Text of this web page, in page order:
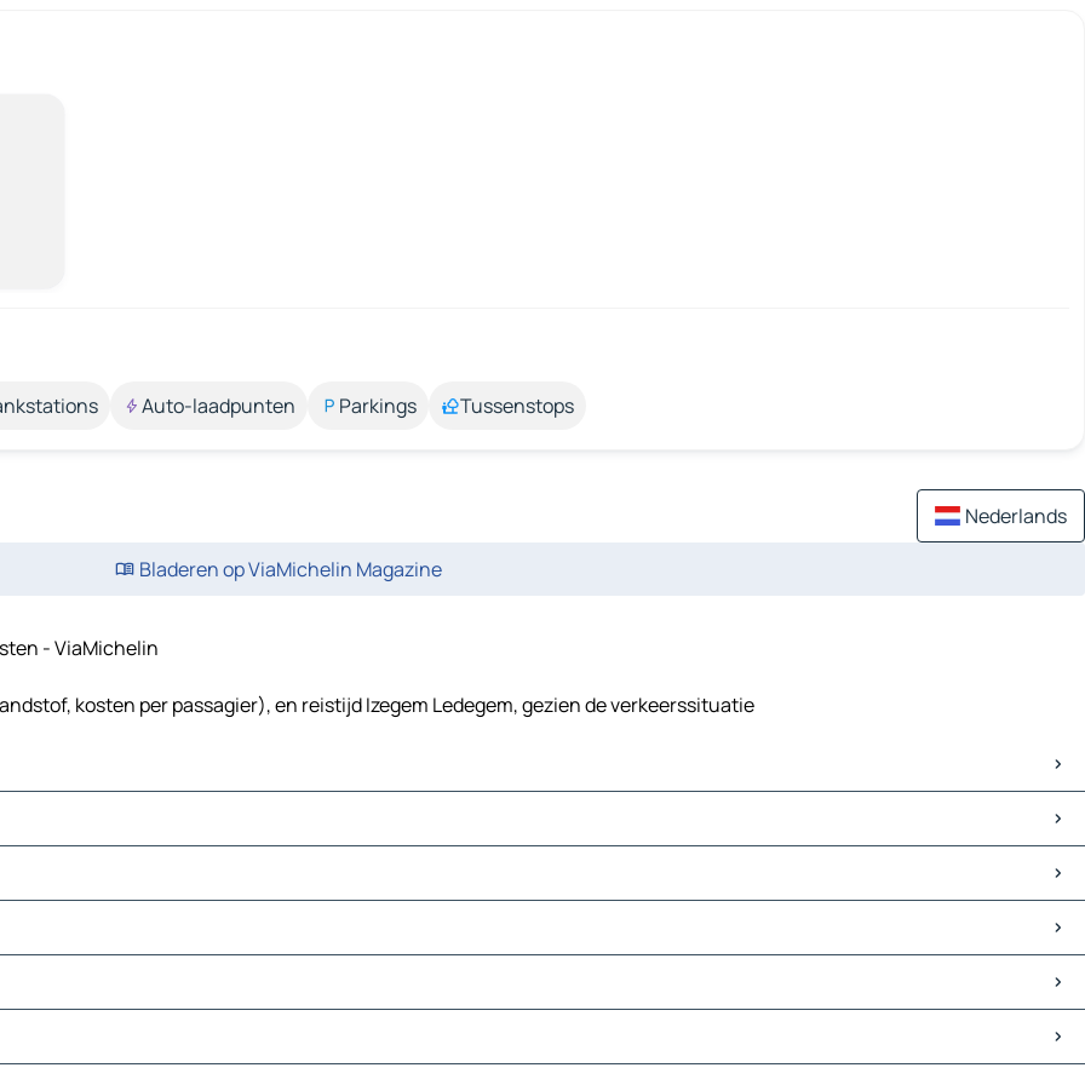
Auto-laadpunten Parkings Tussenstops
Nederlands
Bladeren op ViaMichelin Magazine
- ViaMichelin
kosten per passagier), en reistijd Izegem Ledegem, gezien de verkeerssituatie